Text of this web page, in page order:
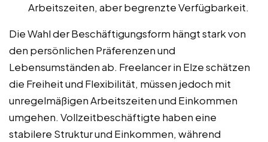
Arbeitszeiten, aber begrenzte Verfügbarkeit.
Die Wahl der Beschäftigungsform hängt stark von
den persönlichen Präferenzen und
Lebensumständen ab. Freelancer in Elze schätzen
die Freiheit und Flexibilität, müssen jedoch mit
unregelmäßigen Arbeitszeiten und Einkommen
umgehen. Vollzeitbeschäftigte haben eine
stabilere Struktur und Einkommen, während